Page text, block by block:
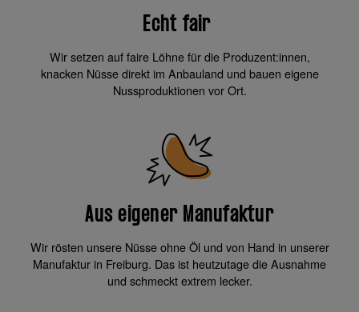
Echt fair
Wir setzen auf faire Löhne für die Produzent:innen,
knacken Nüsse direkt im Anbauland und bauen eigene
Nussproduktionen vor Ort.
Aus eigener Manufaktur
Wir rösten unsere Nüsse ohne Öl und von Hand in unserer
Manufaktur in Freiburg. Das ist heutzutage die Ausnahme
und schmeckt extrem lecker.